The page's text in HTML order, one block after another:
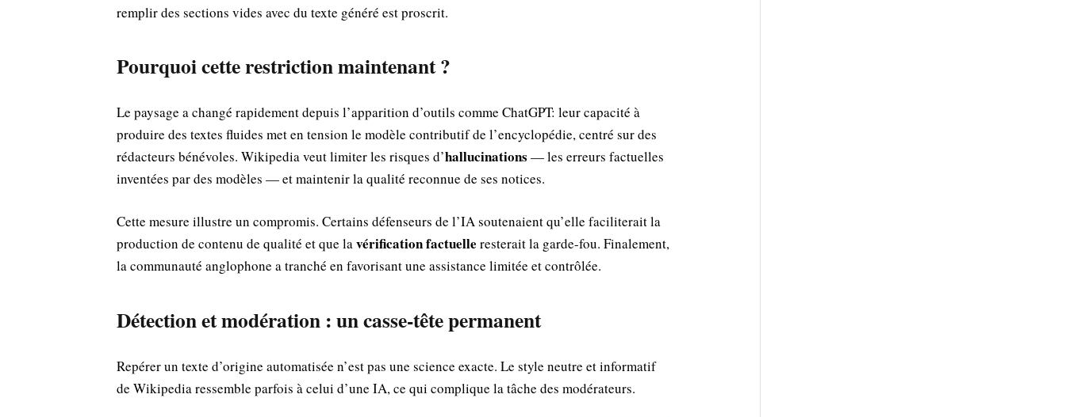
remplir des sections vides avec du texte généré est proscrit.
Pourquoi cette restriction maintenant ?
Le paysage a changé rapidement depuis l’apparition d’outils comme ChatGPT: leur capacité à
produire des textes fluides met en tension le modèle contributif de l’encyclopédie, centré sur des
rédacteurs bénévoles. Wikipedia veut limiter les risques d’hallucinations — les erreurs factuelles
inventées par des modèles — et maintenir la qualité reconnue de ses notices.
Cette mesure illustre un compromis. Certains défenseurs de l’IA soutenaient qu’elle faciliterait la
production de contenu de qualité et que lavérification factuelle resterait la garde-fou. Finalement,
la communauté anglophone a tranché en favorisant une assistance limitée et contrôlée.
Détection et modération : un casse-tête permanent
Repérer un texte d’origine automatisée n’est pas une science exacte. Le style neutre et informatif
de Wikipedia ressemble parfois à celui d’une IA, ce qui complique la tâche des modérateurs.